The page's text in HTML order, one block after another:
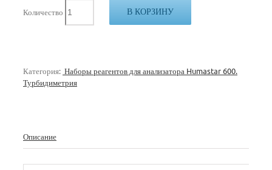
Количество В КОРЗИНУ
Категория: Наборы реагентов для анализатора Humastar 600.
Турбидиметрия
Описание